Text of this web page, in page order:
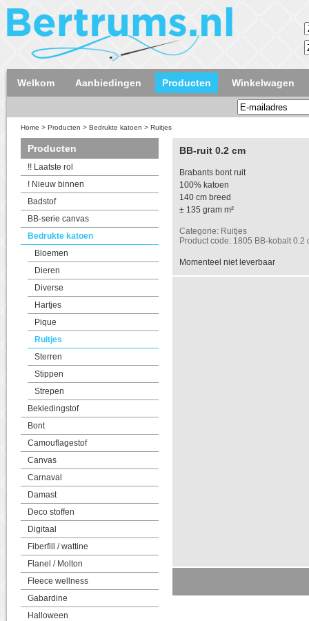
Welkom Aanbiedingen Producten Winkelwagen
Home > Producten > Bedrukte katoen > Ruitjes
Producten
!! Laatste rol
! Nieuw binnen
Badstof
BB-serie canvas
Bedrukte katoen
Bloemen
Dieren
Diverse
Hartjes
Pique
Ruitjes
Sterren
Stippen
Strepen
Bekledingstof
Bont
Camouflagestof
Canvas
Carnaval
Damast
Deco stoffen
Digitaal
Fiberfill / wattine
Flanel / Molton
Fleece wellness
Gabardine
Halloween
BB-ruit 0.2 cm
Brabants bont ruit
100% katoen
140 cm breed
± 135 gram m²
Categorie: Ruitjes
Product code: 1805 BB-kobalt 0.2
Momenteel niet leverbaar